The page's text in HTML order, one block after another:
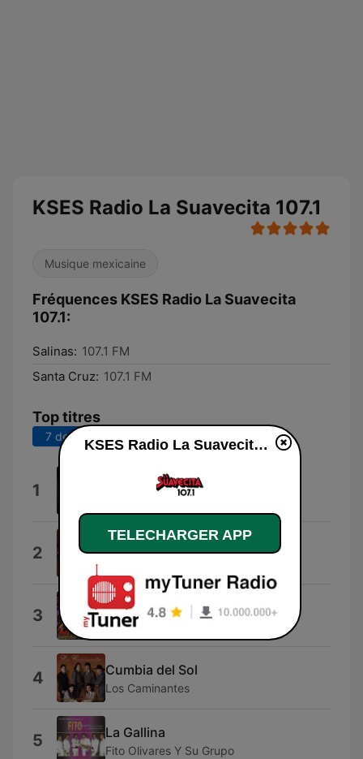
KSES Radio La Suavecita 107.1
Musique mexicaine
Fréquences KSES Radio La Suavecita
107.1:
Salinas: 107.1 FM
Santa Cruz: 107.1 FM
Top titres
7 derniers jours 30 derniers jours
1 Solo Contigo
2 Mitad y Mitad
3 El Baile del Gavílán
Chicos de Barrio
4 Cumbia del Sol
Los Caminantes
5 La Gallina
Fito Olivares Y Su Grupo
KSES Radio La Suavecita 107.1
TELECHARGER APP